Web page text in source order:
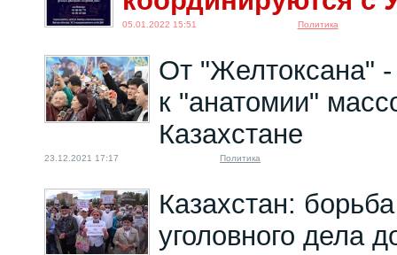
05.01.2022 15:51 Политика
От "Желтоксана"
к "анатомии"
Казахстане
23.12.2021 17:17 Политика
Казахстан:
уголовного дела